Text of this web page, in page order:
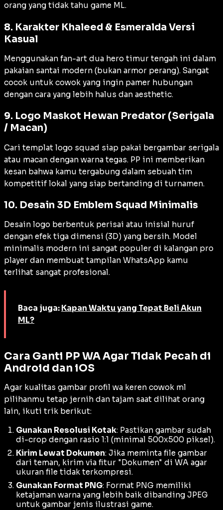
orang yang tidak tahu game ML.
8. Karakter Khaleed & Esmeralda Versi
Kasual
Menggunakan fan-art dua hero timur tengah ini dalam
pakaian santai modern (bukan armor perang). Sangat
cocok untuk cowok yang ingin pamer hubungan
dengan cara yang lebih halus dan aesthetic.
9. Logo Maskot Hewan Predator (Serigala
/ Macan)
Cari templat logo squad siap pakai bergambar serigala
atau macan dengan warna tegas. PP ini memberikan
kesan bahwa kamu tergabung dalam sebuah tim
kompetitif lokal yang siap bertanding di turnamen.
10. Desain 3D Emblem Squad Minimalis
Desain logo berbentuk perisai atau inisial huruf
dengan efek tiga dimensi (3D) yang bersih. Model
minimalis modern ini sangat populer di kalangan pro
player dan membuat tampilan WhatsApp kamu
terlihat sangat profesional.
Baca juga: Kapan Waktu yang Tepat Beli Akun
ML?
Cara Ganti PP WA Agar Tidak Pecah di
Android dan iOS
Agar kualitas gambar profil wa keren cowok ml
pilihanmu tetap jernih dan tajam saat dilihat orang
lain, ikuti trik berikut:
Gunakan Resolusi Kotak: Pastikan gambar sudah
di-crop dengan rasio 1:1 (minimal 500x500 piksel).
Kirim Lewat Dokumen: Jika meminta file gambar
dari teman, kirim via fitur "Dokumen" di WA agar
ukuran file tidak terkompresi.
Gunakan Format PNG: Format PNG memiliki
ketajaman warna yang lebih baik dibanding JPEG
untuk gambar jenis ilustrasi game.